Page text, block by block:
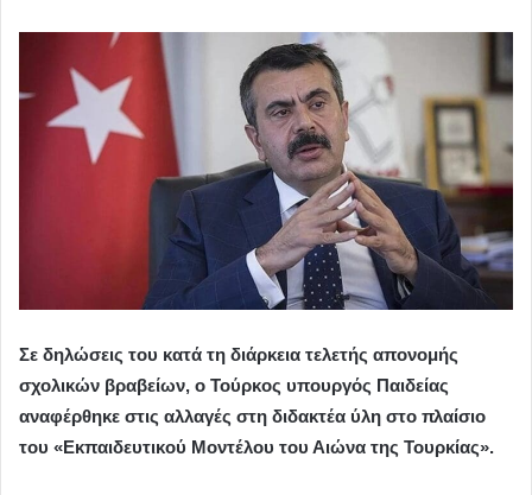
Σε δηλώσεις του κατά τη διάρκεια τελετής απονομής
σχολικών βραβείων, ο Τούρκος υπουργός Παιδείας
αναφέρθηκε στις αλλαγές στη διδακτέα ύλη στο πλαίσιο
του «Εκπαιδευτικού Μοντέλου του Αιώνα της Τουρκίας».